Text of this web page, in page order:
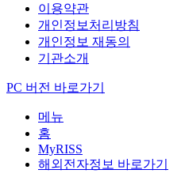
이용약관
개인정보처리방침
개인정보 재동의
기관소개
PC 버전 바로가기
메뉴
홈
MyRISS
해외전자정보 바로가기